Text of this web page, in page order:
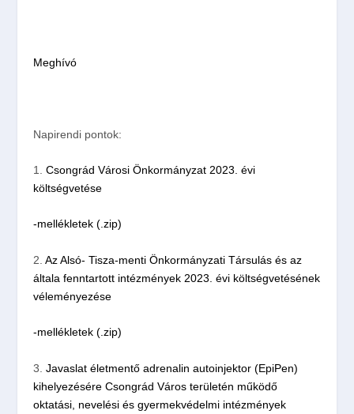
Meghívó
Napirendi pontok:
1.Csongrád Városi Önkormányzat 2023. évi
költségvetése
-mellékletek (.zip)
2.Az Alsó- Tisza-menti Önkormányzati Társulás és az
általa fenntartott intézmények 2023. évi költségvetésének
véleményezése
-mellékletek (.zip)
3.Javaslat életmentő adrenalin autoinjektor (EpiPen)
kihelyezésére Csongrád Város területén működő
oktatási, nevelési és gyermekvédelmi intézmények